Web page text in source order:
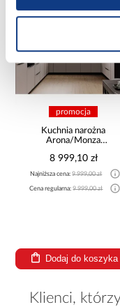
promocja
Kuchnia narożna
Arona/Monza
8 999,10 zł
Najniższa cena:9 999,00 zł
Cena regularna:9 999,00 zł
Dodaj do koszyka
Klienci,